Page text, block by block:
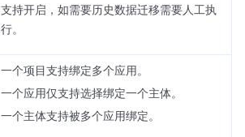
支持开启，如需要历史数据迁移需要人工执
行。
一个项目支持绑定多个应用。
一个应用仅支持选择绑定一个主体。
一个主体支持被多个应用绑定。